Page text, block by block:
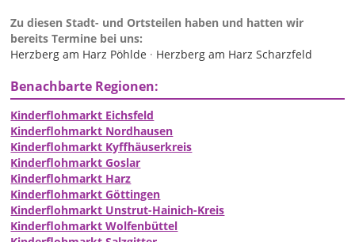
Zu diesen Stadt- und Ortsteilen haben und hatten wir
bereits Termine bei uns:
Herzberg am Harz Pöhlde · Herzberg am Harz Scharzfeld
Benachbarte Regionen:
Kinderflohmarkt Eichsfeld
Kinderflohmarkt Nordhausen
Kinderflohmarkt Kyffhäuserkreis
Kinderflohmarkt Goslar
Kinderflohmarkt Harz
Kinderflohmarkt Göttingen
Kinderflohmarkt Unstrut-Hainich-Kreis
Kinderflohmarkt Wolfenbüttel